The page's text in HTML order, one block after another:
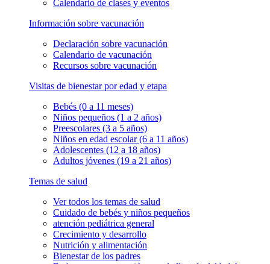
Calendario de clases y eventos
Información sobre vacunación
Declaración sobre vacunación
Calendario de vacunación
Recursos sobre vacunación
Visitas de bienestar por edad y etapa
Bebés (0 a 11 meses)
Niños pequeños (1 a 2 años)
Preescolares (3 a 5 años)
Niños en edad escolar (6 a 11 años)
Adolescentes (12 a 18 años)
Adultos jóvenes (19 a 21 años)
Temas de salud
Ver todos los temas de salud
Cuidado de bebés y niños pequeños
atención pediátrica general
Crecimiento y desarrollo
Nutrición y alimentación
Bienestar de los padres